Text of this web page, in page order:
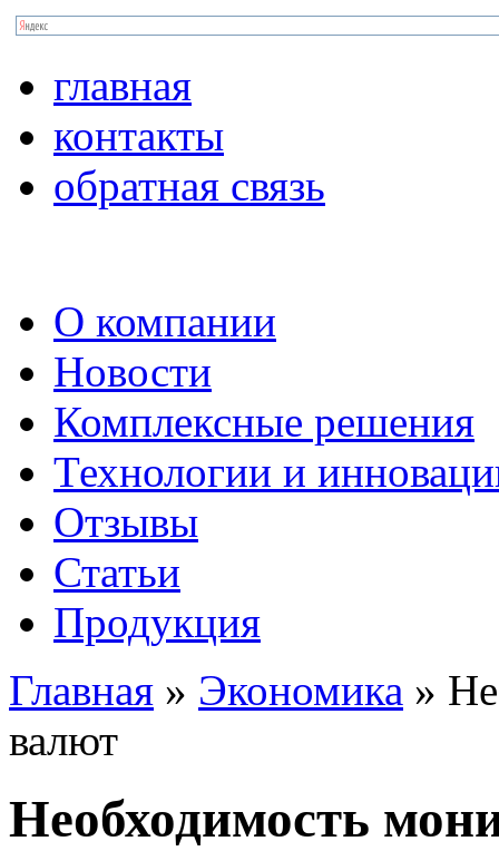
главная
контакты
обратная связь
О компании
Новости
Комплексные решения
Технологии и
Отзывы
Статьи
Продукция
Главная » Экономика »
валют
Необходимость